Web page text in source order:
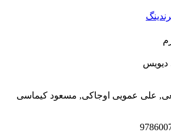
دیویس
علی عمویی اوجاکی, مسعود کیماسی